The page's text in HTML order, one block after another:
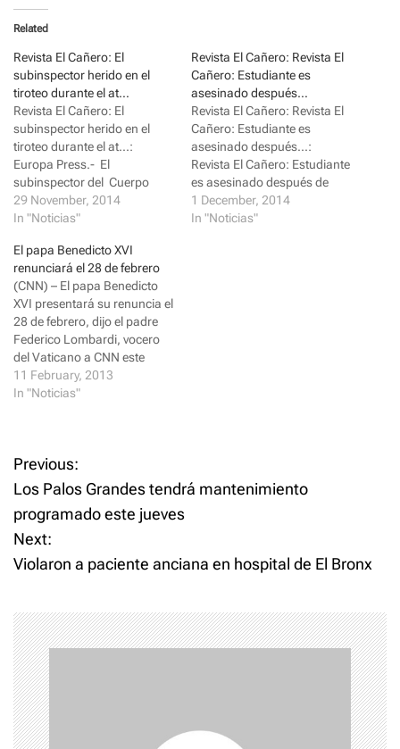
t
o
s
a
r
e
o
n
T
w
i
t
t
e
r
(
O
p
s
i
n
n
e
w
w
i
n
d
o
w
)
a
r
e
o
n
F
a
c
e
o
o
k
e
n
s
i
n
n
e
w
w
i
n
d
o
Related
Revista El Cañero: El
subinspector herido en el
tiroteo durante el at…
Revista El Cañero: El
subinspector herido en el
tiroteo durante el at...:
Europa Press.- El
subinspector del Cuerpo
Nacional de Policía que
resultó herido en un tiroteo
sucursal ba...
29 November, 2014
In "Noticias"
Revista El Cañero: Revista El
Cañero: Estudiante es
asesinado después…
Revista El Cañero: Revista El
Cañero: Estudiante es
asesinado después...:
Revista El Cañero: Estudiante
es asesinado después de
defender 2 niña... : Una
captura de pantalla de Tugce
1 December, 2014
In "Noticias"
El papa Benedicto XVI
renunciará el 28 de febrero
(CNN) – El papa Benedicto
XVI presentará su renuncia el
28 de febrero, dijo el padre
Federico Lombardi, vocero
del Vaticano a CNN este
lunes. El Papa, de 85 años de
edad, renuncia "a causa de
Católica. "Se necesita
fortaleza…
11 February, 2013
In "Noticias"
P
o
s
n
a
v
i
Previous:
Los Palos Grandes tendrá mantenimiento
programado este jueves
Next:
Violaron a paciente anciana en hospital de El Bronx